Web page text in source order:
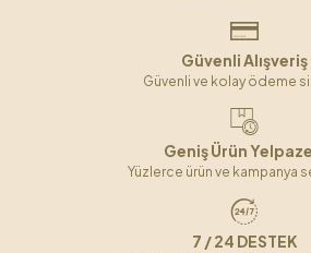
Güvenli Alışveriş
Güvenli ve kolay ödeme
Geniş Ürün
Yüzlerce ürün ve kampanya
7 / 24 DESTEK